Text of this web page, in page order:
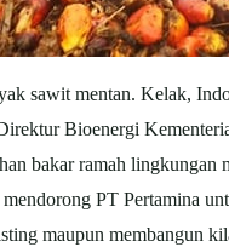
sawit mentan. Kelak,
Bioenergi
bakar ramah
PT Pertamina
maupun membangun